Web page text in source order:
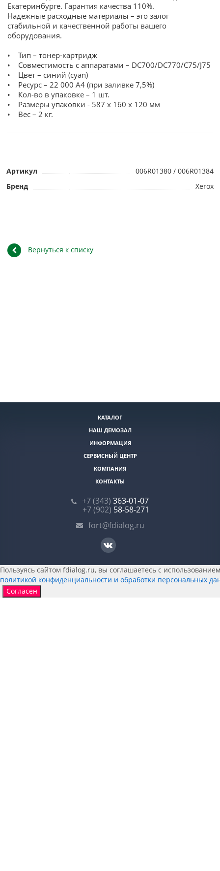
Екатеринбурге. Гарантия качества 110%.
Надежные расходные материалы – это залог
стабильной и качественной работы вашего
оборудования.
• Тип – тонер-картридж
• Совместимость с аппаратами – DC700/DC770/С75/J75
• Цвет – синий (cyan)
• Ресурс – 22 000 А4 (при заливке 7,5%)
• Кол-во в упаковке – 1 шт.
• Размеры упаковки - 587 x 160 x 120 мм
• Вес – 2 кг.
Артикул
006R01380 / 006R01384
Бренд
Xerox
Вернуться к списку
КАТАЛОГ
НАШ ДЕМОЗАЛ
ИНФОРМАЦИЯ
СЕРВИСНЫЙ ЦЕНТР
КОМПАНИЯ
КОНТАКТЫ
+7 (343) 363-01-07
+7 (902) 58-58-271
fort@fdialog.ru
Пользуясь сайтом fdialog.ru, вы соглашаетесь с
политикой конфиденциальности и обработки персональных
Согласен